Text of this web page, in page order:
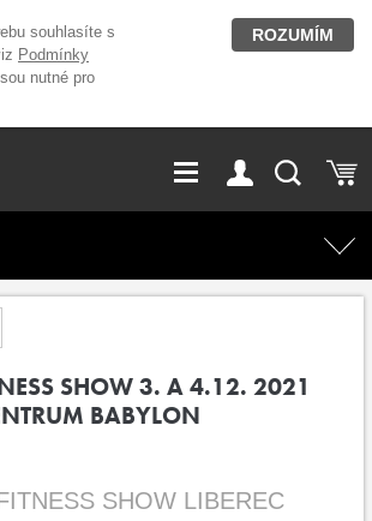
souhlasíte s
Podmínky
nutné pro
ROZUMÍM
Fitness vybavení
SHOW 3. A 4.12. 2021
BABYLON
SHOW LIBEREC